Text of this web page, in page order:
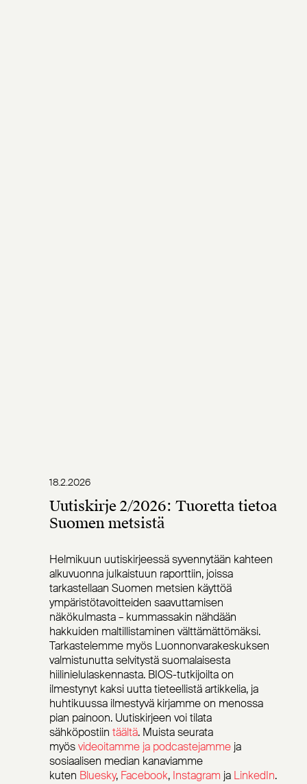
18.2.2026
Uutiskirje 2/2026: Tuoretta tietoa
Suomen metsistä
Helmikuun uutiskirjeessä syvennytään kahteen
alkuvuonna julkaistuun raporttiin, joissa
tarkastellaan Suomen metsien käyttöä
ympäristötavoitteiden saavuttamisen
näkökulmasta – kummassakin nähdään
hakkuiden maltillistaminen välttämättömäksi.
Tarkastelemme myös Luonnonvarakeskuksen
valmistunutta selvitystä suomalaisesta
hiilinielulaskennasta. BIOS-tutkijoilta on
ilmestynyt kaksi uutta tieteellistä artikkelia, ja
huhtikuussa ilmestyvä kirjamme on menossa
pian painoon. Uutiskirjeen voi tilata
sähköpostiin täältä. Muista seurata
myösvideoitamme ja podcastejammeja
sosiaalisen median kanaviamme
kuten Bluesky, Facebook, Instagram ja LinkedIn.